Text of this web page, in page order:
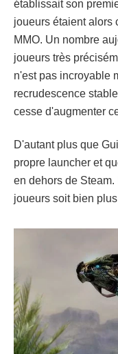
établissait son
joueurs étaient alors
MMO. Un nombre
joueurs très
n'est pas incroyable
recrudescence
cesse d'augmenter
D'autant plus que
propre launcher et
en dehors de
joueurs soit bien